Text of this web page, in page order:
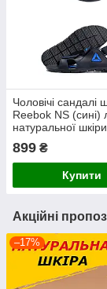
Чоловічі сандалі
Reebok NS (сині)
натуральної
899 ₴
Купити
Акційні
–17%